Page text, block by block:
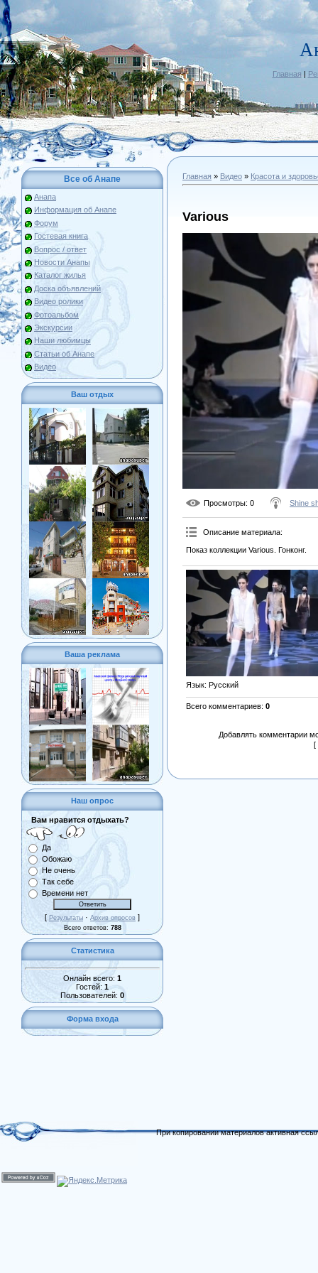
Главная |
Все об Анапе
Анапа
Информация об Анапе
Форум
Гостевая книга
Вопрос / ответ
Новости Анапы
Каталог жилья
Доска объявлений
Видео ролики
Фотоальбом
Экскурсии
Наши любимцы
Статьи об Анапе
Видео
Ваш отдых
Ваша реклама
Наш опрос
Вам нравится отдыхать?
Да
Обожаю
Не очень
Так себе
Времени нет
[ Результаты · Архив опросов ]
Всего ответов: 788
Статистика
Онлайн всего: 1
Гостей: 1
Пользователей: 0
Форма входа
Главная » Видео » Красота и
Various
Просмотры: 0 Shine
Описание материала:
Показ коллекции Various. Гонконг.
Язык: Русский
Всего комментариев: 0
Добавлять комментарии
[
При копировании материалов активная